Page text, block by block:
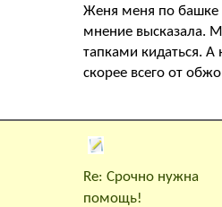
Женя меня по башке
мнение высказала.
тапками кидаться. А
скорее всего от
Re: Срочно нужна
помощь!